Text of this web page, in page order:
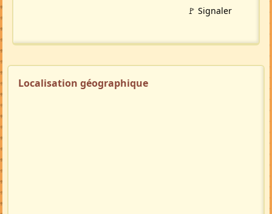
🚩 Signaler
Localisation géographique